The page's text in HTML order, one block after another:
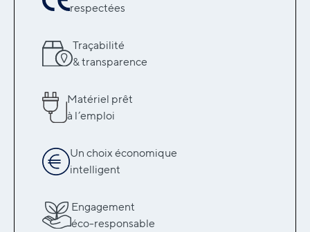
respectées
Traçabilité
& transparence
Matériel prêt
à l’emploi
Un choix économique
intelligent
Engagement
éco-responsable